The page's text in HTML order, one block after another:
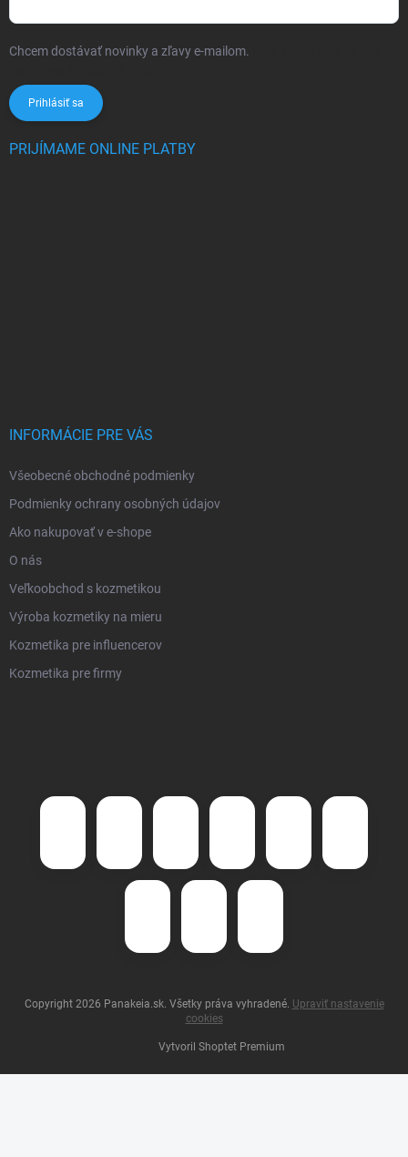
Chcem dostávať novinky a zľavy e-mailom.
Prihlásiť sa
PRIJÍMAME ONLINE PLATBY
INFORMÁCIE PRE VÁS
Všeobecné obchodné podmienky
Podmienky ochrany osobných údajov
Ako nakupovať v e-shope
O nás
Veľkoobchod s kozmetikou
Výroba kozmetiky na mieru
Kozmetika pre influencerov
Kozmetika pre firmy
Vytvoril Shoptet Premium
Copyright 2026 Panakeia.sk. Všetky práva vyhradené. Upraviť nastavenie
cookies